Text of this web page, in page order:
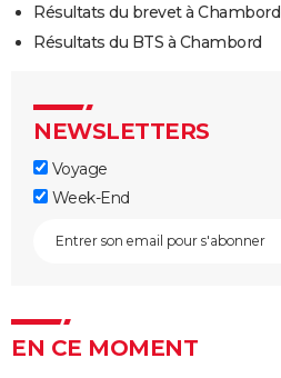
Résultats du brevet à Chambord
Résultats du BTS à Chambord
NEWSLETTERS
Voyage
Week-End
EN CE MOMENT